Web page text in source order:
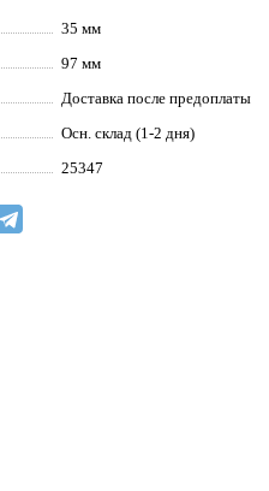
35 мм
97 мм
Доставка после предоплаты
Осн. склад (1-2 дня)
25347